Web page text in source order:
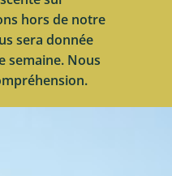
hors de notre
sera donnée
semaine. Nous